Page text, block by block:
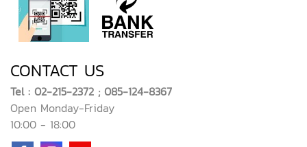
CONTACT US
Tel : 02-215-2372 ; 085-124-8367
Open Monday-Friday
10:00 - 18:00